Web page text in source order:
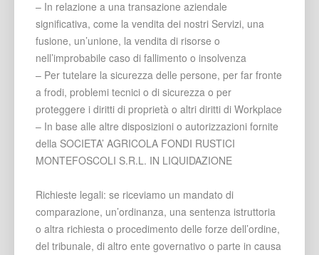
– In relazione a una transazione aziendale
significativa, come la vendita dei nostri Servizi, una
fusione, un’unione, la vendita di risorse o
nell’improbabile caso di fallimento o insolvenza
– Per tutelare la sicurezza delle persone, per far fronte
a frodi, problemi tecnici o di sicurezza o per
proteggere i diritti di proprietà o altri diritti di Workplace
– In base alle altre disposizioni o autorizzazioni fornite
della SOCIETA’ AGRICOLA FONDI RUSTICI
MONTEFOSCOLI S.R.L. IN LIQUIDAZIONE
Richieste legali: se riceviamo un mandato di
comparazione, un’ordinanza, una sentenza istruttoria
o altra richiesta o procedimento delle forze dell’ordine,
del tribunale, di altro ente governativo o parte in causa